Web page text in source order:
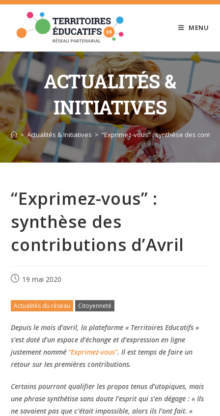
Skip
content
MENU
ACTUALITÉS &
INITIATIVES
> Actualités & Initiatives > “Exprimez-vous” : synthèse des
“Exprimez-vous” :
synthèse des
contributions d’Avril
19 mai 2020
Actualités du réseau Citoyenneté
Depuis le mois d’avril,la plateforme « Territoires Educatifs »
s’est doté d’un espace d’échange et d’expression en ligne
justement nommé “Exprimez-vous”. Il est temps de faire un
retour sur les premières contributions.
Certains pourront qualifier les propos tenus d’utopiques, mais
une phrase synthétise sans doute l’esprit qui s’en dégage :« Ils
ne savaient pas que c’était impossible, alors ils l’ont fait. »